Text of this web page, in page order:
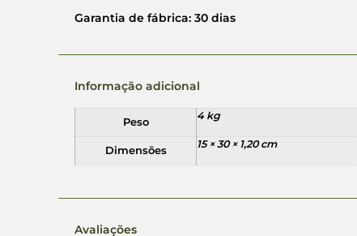
Garantia de fábrica: 30 dias
Informação adicional
Peso
4 kg
Dimensões
15 × 30 × 1,20 cm
Avaliações